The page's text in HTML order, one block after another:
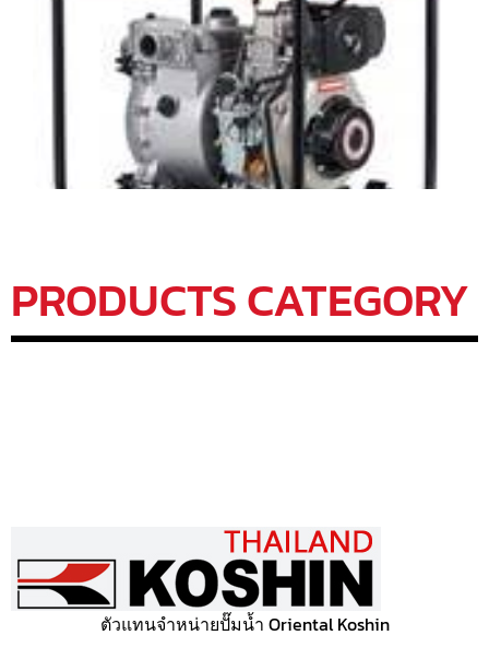
ปั๊มสูบน้ำเสียชนิดเครื่องยนต์ Yanmar
KOSHIN รุ่น KTY-50D
PRODUCTS CATEGORY
ตัวแทนจำหน่ายปั๊มน้ำ Oriental Koshin